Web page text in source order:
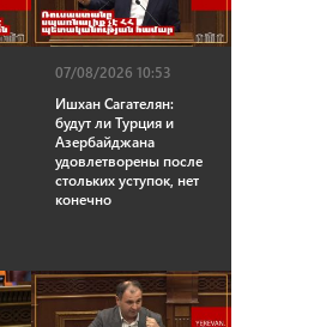
07/08/2026 10:53
Ишхан Сагателян:
будут ли Турция и
Азербайджана
удовлетворены после
стольких уступок, нет
конечно